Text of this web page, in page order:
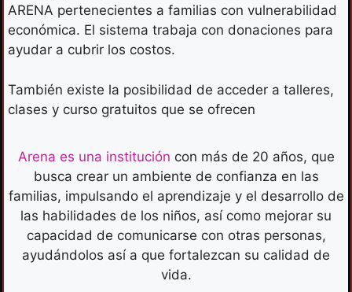
ARENA pertenecientes a familias con vulnerabilidad
económica. El sistema trabaja con donaciones para
ayudar a cubrir los costos.
También existe la posibilidad de acceder a talleres,
clases y curso gratuitos que se ofrecen
Arena es una institución con más de 20 años, que
busca crear un ambiente de confianza en las
familias, impulsando el aprendizaje y el desarrollo de
las habilidades de los niños, así como mejorar su
capacidad de comunicarse con otras personas,
ayudándolos así a que fortalezcan su calidad de
vida.